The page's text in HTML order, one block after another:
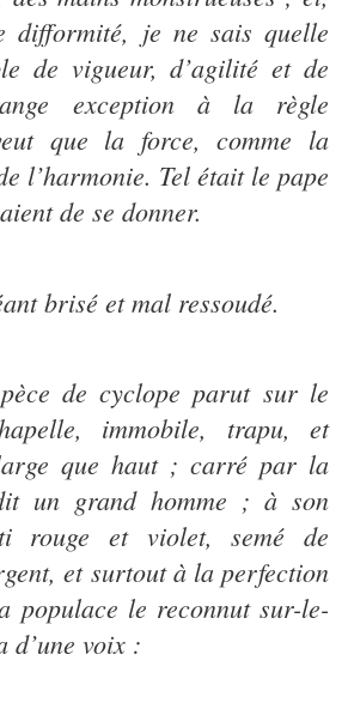
difformité, je ne sais quelle
de vigueur, d’agilité et de
exception à la règle
que la force, comme la
l’harmonie. Tel était le pape
de se donner.
brisé et mal ressoudé.
de cyclope parut sur le
immobile, trapu, et
que haut ; carré par la
un grand homme ; à son
rouge et violet, semé de
et surtout à la perfection
populace le reconnut sur-le-
d’une voix :